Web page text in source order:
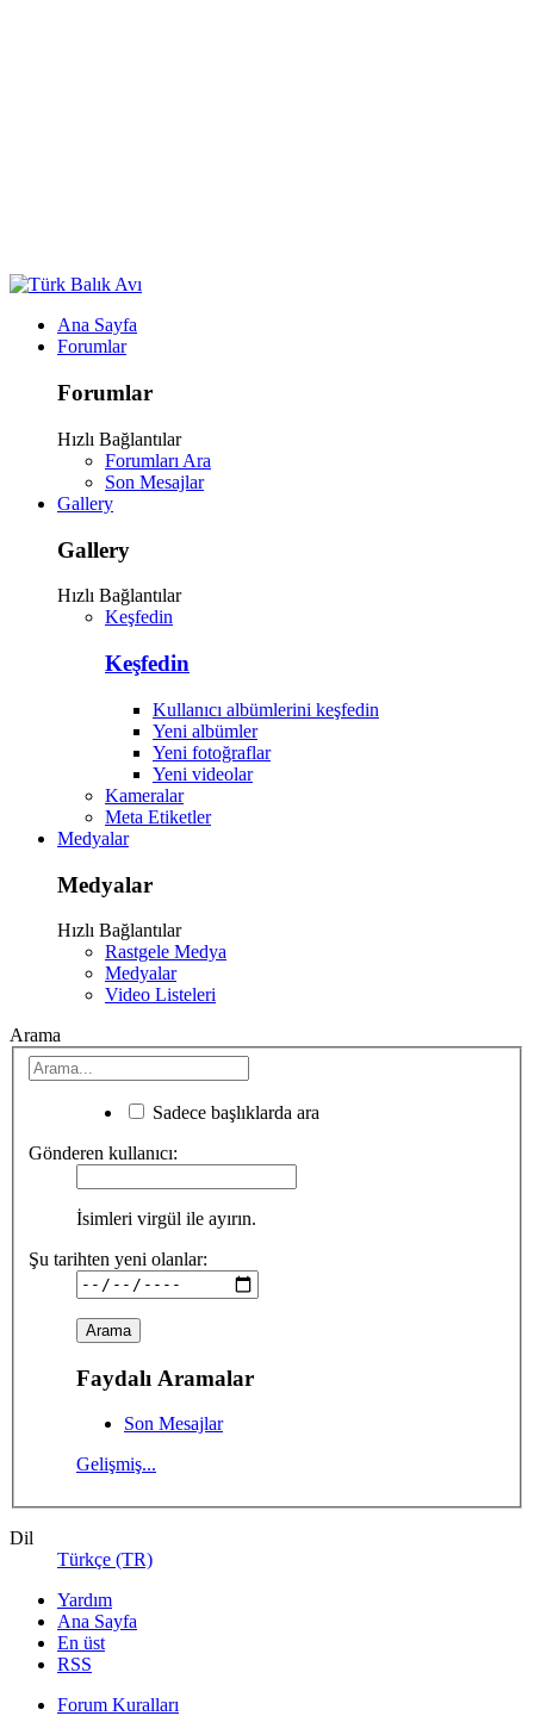
Ana Sayfa
Forumlar
Forumlar
Hızlı Bağlantılar
Forumları Ara
Son Mesajlar
Gallery
Gallery
Hızlı Bağlantılar
Keşfedin
Keşfedin
Kullanıcı albümlerini keşfedin
Yeni albümler
Yeni fotoğraflar
Yeni videolar
Kameralar
Meta Etiketler
Medyalar
Medyalar
Hızlı Bağlantılar
Rastgele Medya
Medyalar
Video Listeleri
Arama
Sadece başlıklarda ara
Gönderen kullanıcı:
İsimleri virgül ile ayırın.
Şu tarihten yeni olanlar:
Faydalı Aramalar
Son Mesajlar
Gelişmiş...
Dil
Türkçe (TR)
Yardım
Ana Sayfa
En üst
RSS
Forum Kuralları